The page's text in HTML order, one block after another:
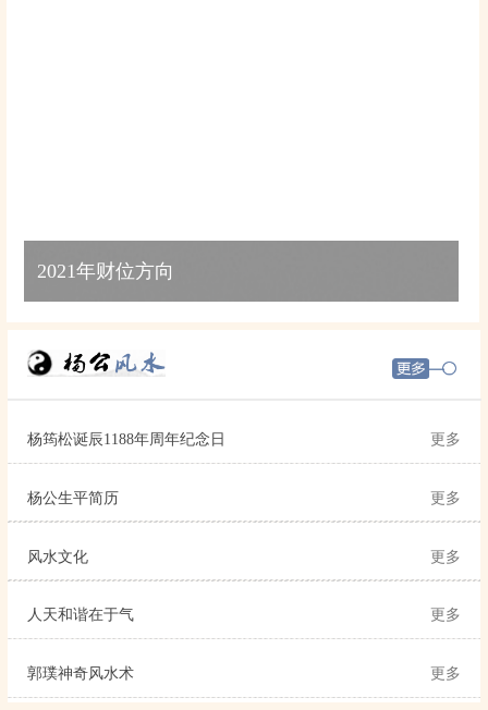
2021年财位方向
杨筠松诞辰1188年周年纪念日 更多
杨公生平简历 更多
风水文化 更多
人天和谐在于气 更多
郭璞神奇风水术 更多